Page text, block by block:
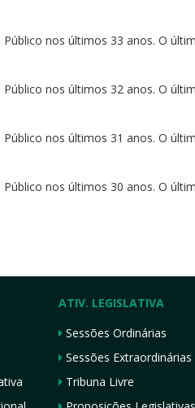
nos últimos 33 anos. O
nos últimos 32 anos. O
nos últimos 31 anos. O
nos últimos 30 anos. O
ATIV. LEGISLATIVA
Sessões Ordinárias
Sessões Extraordinárias
Tribuna Livre